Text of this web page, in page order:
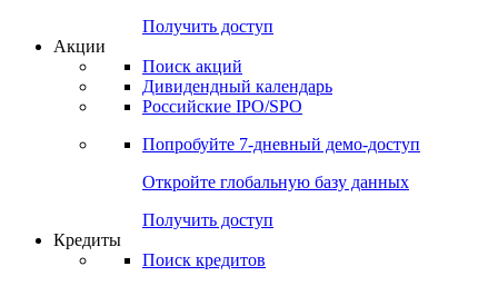
Получить доступ
Акции
Поиск акций
Дивидендный календарь
Российские IPO/SPO
Попробуйте 7-дневный демо-доступ
Откройте глобальную базу данных
Получить доступ
Кредиты
Поиск кредитов